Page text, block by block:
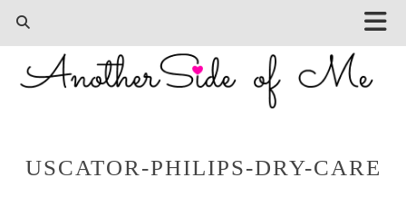
USCATOR-PHILIPS-DRY-CARE